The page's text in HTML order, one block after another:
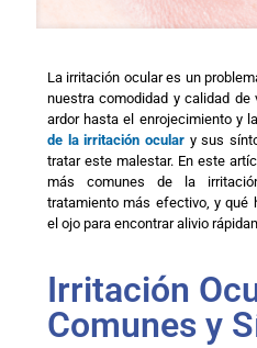
La irritación ocular es un
nuestra comodidad y calidad
ardor hasta el enrojecimiento y
de la irritación oculary sus
tratar este malestar. En este
más comunes de la
tratamiento más efectivo, y qué
el ojo para encontrar alivio
Irritación
Comunes y